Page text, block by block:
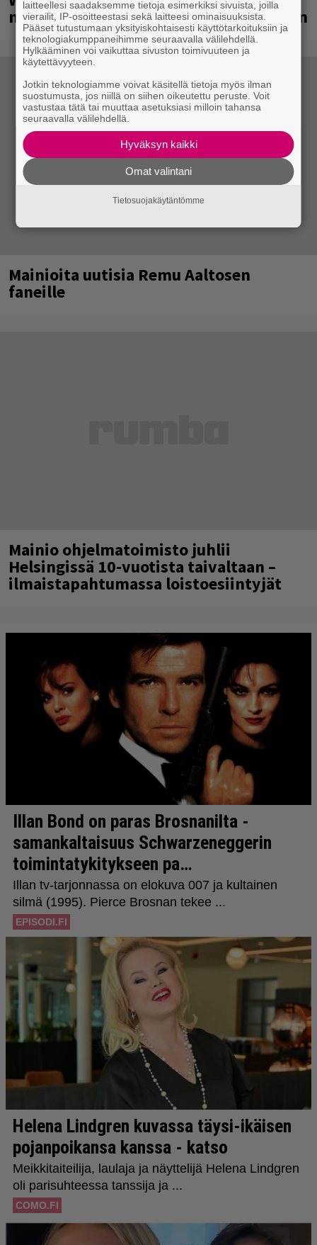
neljännesvuosisadan odotuksen jälkeen
Mainioita uutisia Remu Aaltosen
faneille
Mainio ohjelmatoimisto juhlii
Helsingissä 10-vuotista taivaltaan –
ilmaistapahtumassa loistoesiintyjät
laitteellesi saadaksemme tietoja esimerkiksi sivuista, joilla
vierailit, IP-osoitteestasi sekä laitteesi ominaisuuksista.
Pääset tutustumaan yksityiskohtaisesti käyttötarkoituksiin ja
teknologiakumppaneihimme seuraavalla välilehdellä.
Hylkääminen voi vaikuttaa sivuston toimivuuteen ja
käytettävyyteen.
Jotkin teknologiamme voivat käsitellä tietoja myös ilman
suostumusta, jos niillä on siihen oikeutettu peruste. Voit
vastustaa tätä tai muuttaa asetuksiasi milloin tahansa
seuraavalla välilehdellä.
Hyväksyn kaikki
Omat valintani
Tietosuojakäytäntömme